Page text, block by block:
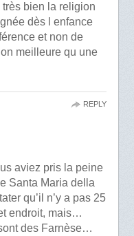
bien la religion
dès l enfance
et non de
meilleure qu une
aviez pris la peine
Santa Maria della
qu’il n’y a pas 25
endroit, mais…
des Farnèse…
REPLY